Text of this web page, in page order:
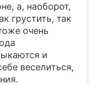
а, наоборот,
грустить, так
очень
и
веселиться,